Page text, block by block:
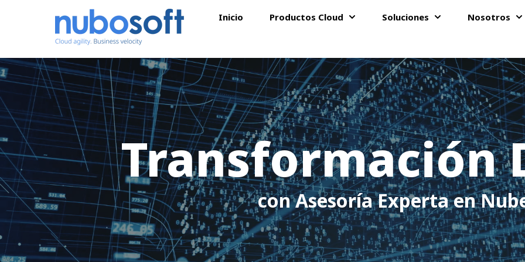
Inicio Productos Cloud
Show submenu for Productos Cloud
Soluciones
Show submenu
Nosotros
Transformación
con Asesoría Experta en